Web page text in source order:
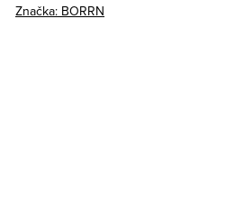
Značka: BORRN